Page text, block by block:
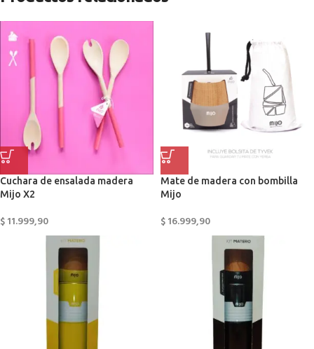
Cuchara de ensalada madera
Mijo X2
$11.999,90
Mate de madera con bombilla
Mijo
$16.999,90